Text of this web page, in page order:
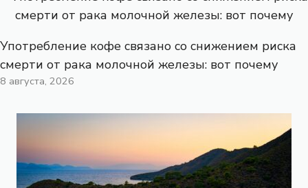
Употребление кофе связано со снижением риска
смерти от рака молочной железы: вот почему
8 августа, 2026